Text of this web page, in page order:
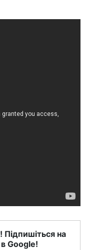
Підпишіться на
Google!